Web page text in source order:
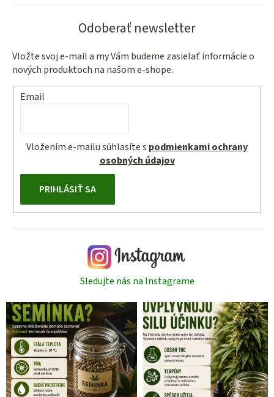
Odoberať newsletter
Vložte svoj e-mail a my Vám budeme zasielať informácie o
nových produktoch na našom e-shope.
Email
Vložením e-mailu súhlasíte s podmienkami ochrany
osobných údajov
PRIHLÁSIŤ SA
Sledujte nás na Instagrame